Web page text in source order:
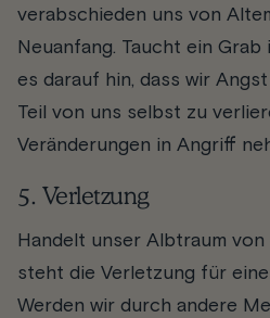
verabschieden uns von
Neuanfang. Taucht ein Grab
es darauf hin, dass wir
Teil von uns selbst zu
Veränderungen in Angriff
5. Verletzung
Handelt unser Albtraum von
steht die Verletzung für
Werden wir durch andere